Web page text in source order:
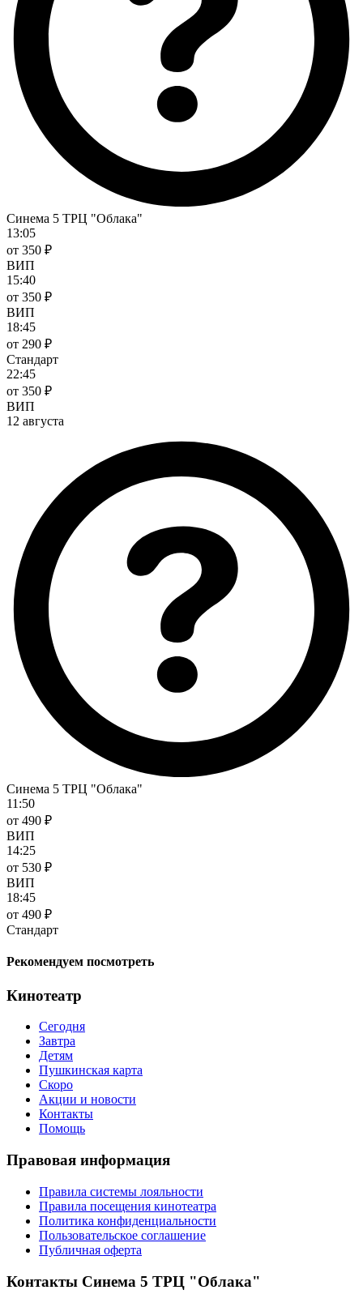
Синема 5 ТРЦ "Облака"
13:05
от 350 ₽
ВИП
15:40
от 350 ₽
ВИП
18:45
от 290 ₽
Стандарт
22:45
от 350 ₽
ВИП
12 августа
Синема 5 ТРЦ "Облака"
11:50
от 490 ₽
ВИП
14:25
от 530 ₽
ВИП
18:45
от 490 ₽
Стандарт
Рекомендуем посмотреть
Кинотеатр
Сегодня
Завтра
Детям
Пушкинская карта
Скоро
Акции и новости
Контакты
Помощь
Правовая информация
Правила системы лояльности
Правила посещения кинотеатра
Политика конфиденциальности
Пользовательское соглашение
Публичная оферта
Контакты Синема 5 ТРЦ "Облака"